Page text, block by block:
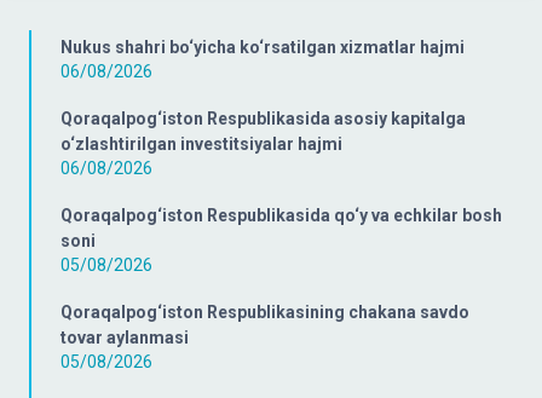
Nukus shahri bo‘yicha ko‘rsatilgan xizmatlar hajmi
06/08/2026
Qoraqalpog‘iston Respublikasida asosiy kapitalga
o‘zlashtirilgan investitsiyalar hajmi
06/08/2026
Qoraqalpog‘iston Respublikasida qo‘y va echkilar bosh
soni
05/08/2026
Qoraqalpog‘iston Respublikasining chakana savdo
tovar aylanmasi
05/08/2026